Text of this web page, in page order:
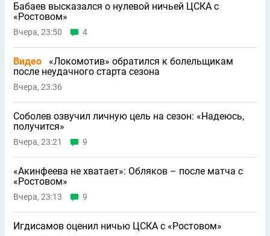
Бабаев высказался о нулевой ничьей ЦСКА с
«Ростовом»
Вчера, 23:50 4
Видео
«Локомотив» обратился к болельщикам
после неудачного старта сезона
Вчера, 23:36
Соболев озвучил личную цель на сезон: «Надеюсь,
получится»
Вчера, 23:21 9
«Акинфеева не хватает»: Обляков – после матча с
«Ростовом»
Вчера, 23:13 9
Игдисамов оценил ничью ЦСКА с «Ростовом»